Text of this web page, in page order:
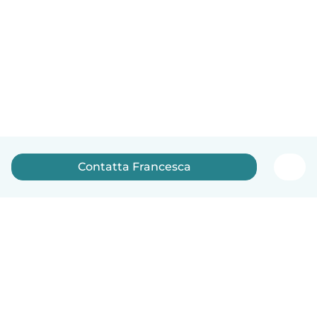
Contatta Francesca